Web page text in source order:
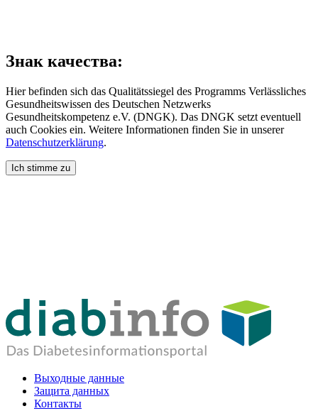
Знак качества:
Hier befinden sich das Qualitätssiegel des Programms Verlässliches
Gesundheitswissen des Deutschen Netzwerks
Gesundheitskompetenz e.V. (DNGK). Das DNGK setzt eventuell
auch Cookies ein. Weitere Informationen finden Sie in unserer
Datenschutzerklärung.
Ich stimme zu
Выходные данные
Защита данных
Контакты